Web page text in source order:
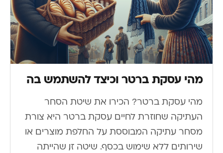
מהי עסקת ברטר וכיצד להשתמש בה
מהי עסקת ברטר? הכירו את שיטת הסחר
העתיקה שחוזרת לחיים עסקת ברטר היא צורת
מסחר עתיקה המבוססת על החלפת מוצרים או
שירותים ללא שימוש בכסף. שיטה זו, שהייתה